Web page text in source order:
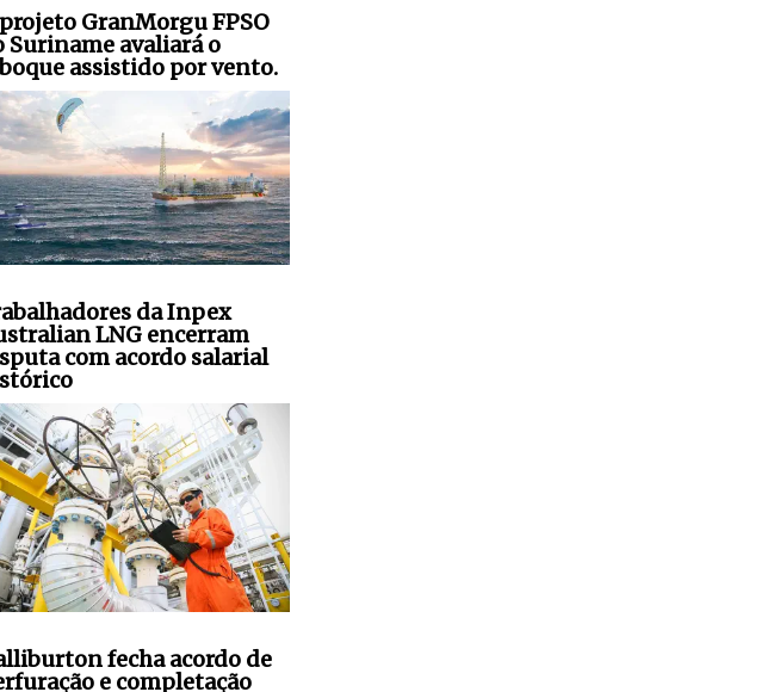
GranMorgu FPSO
Suriname avaliará o
assistido por vento.
da Inpex
LNG encerram
com acordo salarial
fecha acordo de
e completação